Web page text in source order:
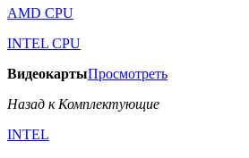
AMD CPU
INTEL CPU
ВидеокартыПросмотреть
Назад к Комплектующие
INTEL